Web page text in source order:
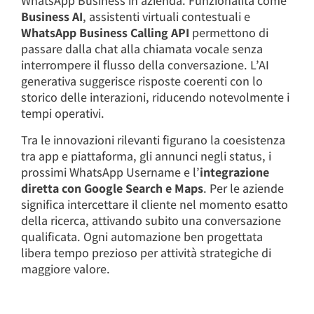
Business AI, assistenti virtuali contestuali e
WhatsApp Business Calling API permettono di
passare dalla chat alla chiamata vocale senza
interrompere il flusso della conversazione. L’AI
generativa suggerisce risposte coerenti con lo
storico delle interazioni, riducendo notevolmente i
tempi operativi.
Tra le innovazioni rilevanti figurano la coesistenza
tra app e piattaforma, gli annunci negli status, i
prossimi WhatsApp Username e l’integrazione
diretta con Google Search e Maps. Per le aziende
significa intercettare il cliente nel momento esatto
della ricerca, attivando subito una conversazione
qualificata. Ogni automazione ben progettata
libera tempo prezioso per attività strategiche di
maggiore valore.